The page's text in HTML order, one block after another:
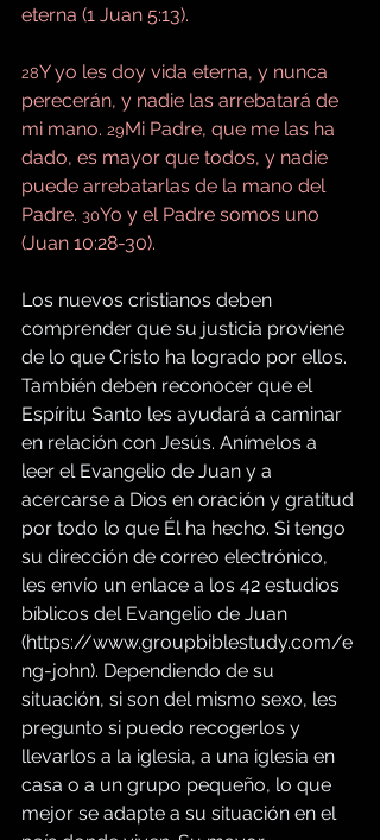
eterna (1 Juan 5:13).
28Y yo les doy vida eterna, y nunca
perecerán, y nadie las arrebatará de
mi mano. 29Mi Padre, que me las ha
dado, es mayor que todos, y nadie
puede arrebatarlas de la mano del
Padre. 30Yo y el Padre somos uno
(Juan 10:28-30).
Los nuevos cristianos deben
comprender que su justicia proviene
de lo que Cristo ha logrado por ellos.
También deben reconocer que el
Espíritu Santo les ayudará a caminar
en relación con Jesús. Anímelos a
leer el Evangelio de Juan y a
acercarse a Dios en oración y gratitud
por todo lo que Él ha hecho. Si tengo
su dirección de correo electrónico,
les envío un enlace a los 42 estudios
bíblicos del Evangelio de Juan
(https://www.groupbiblestudy.com/e
ng-john). Dependiendo de su
situación, si son del mismo sexo, les
pregunto si puedo recogerlos y
llevarlos a la iglesia, a una iglesia en
casa o a un grupo pequeño, lo que
mejor se adapte a su situación en el